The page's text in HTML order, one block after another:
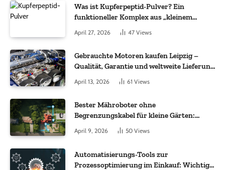
Was ist Kupferpeptid-Pulver? Ein
funktioneller Komplex aus „kleinem
Molekül + Metall“
April 27, 2026 47 Views
Gebrauchte Motoren kaufen Leipzig –
Qualität, Garantie und weltweite Lieferung
April 13, 2026 61 Views
Bester Mähroboter ohne
Begrenzungskabel für kleine Gärten:
Worauf es bei 200 bis 500 m² wirklich
ankommt
April 9, 2026 50 Views
Automatisierungs-Tools zur
Prozessoptimierung im Einkauf: Wichtige